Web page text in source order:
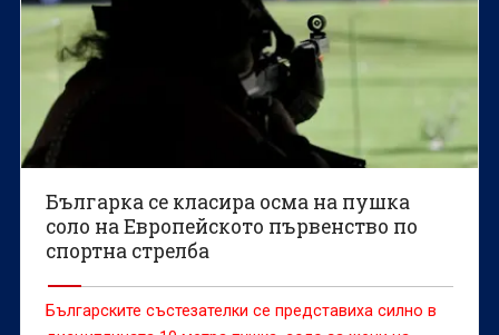
Българка се класира осма на пушка
соло на Европейското първенство по
спортна стрелба
Българските състезателки се представиха силно в